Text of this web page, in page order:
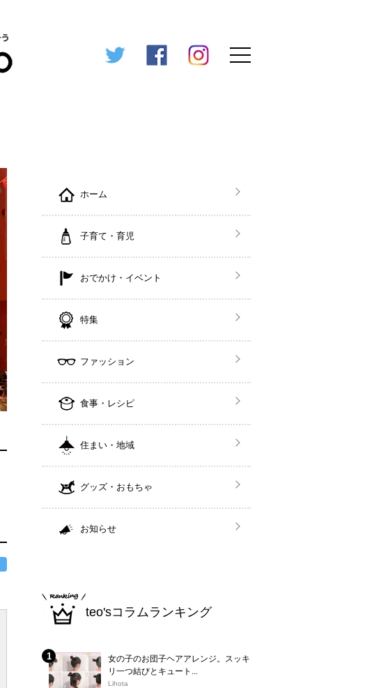
ホーム
子育て・育児
おでかけ・イベント
特集
ファッション
食事・レシピ
住まい・地域
グッズ・おもちゃ
お知らせ
teo'sコラムランキング
女の子のお団子ヘアアレンジ。スッキ
リ一つ結びとキュート...
Lihota